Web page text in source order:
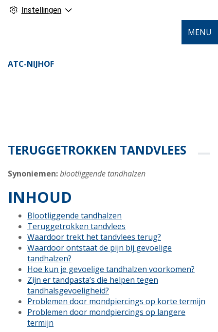
Instellingen
ATC-NIJHOF
MENU
TERUGGETROKKEN TANDVLEES
Synoniemen:blootliggende tandhalzen
INHOUD
Blootliggende tandhalzen
Teruggetrokken tandvlees
Waardoor trekt het tandvlees terug?
Waardoor ontstaat de pijn bij gevoelige
tandhalzen?
Hoe kun je gevoelige tandhalzen voorkomen?
Zijn er tandpasta’s die helpen tegen
tandhalsgevoeligheid?
Problemen door mondpiercings op korte termijn
Problemen door mondpiercings op langere
termijn